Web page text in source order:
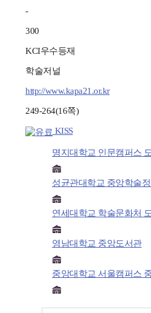
-
300
KCI우수등재
학술저널
http://www.kapa21.or.kr
249-264(16쪽)
KISS
명지대학교 인문캠퍼스
성균관대학교 중앙학술
연세대학교 학술문화처
영남대학교 중앙도서관
중앙대학교 서울캠퍼스